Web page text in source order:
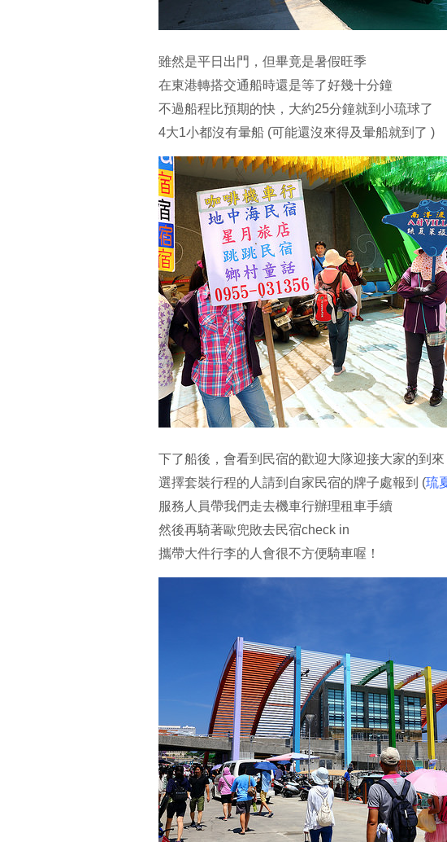
雖然是平日出門，但畢竟是暑假旺季
在東港轉搭交通船時還是等了好幾十分鐘
不過船程比預期的快，大約25分鐘就到小琉球了
4大1小都沒有暈船 (可能還沒來得及暈船就到了 )
下了船後，會看到民宿的歡迎大隊迎接大家的到來
選擇套裝行程的人請到自家民宿的牌子處報到 (琉
服務人員帶我們走去機車行辦理租車手續
然後再騎著歐兜敗去民宿check in
攜帶大件行李的人會很不方便騎車喔！